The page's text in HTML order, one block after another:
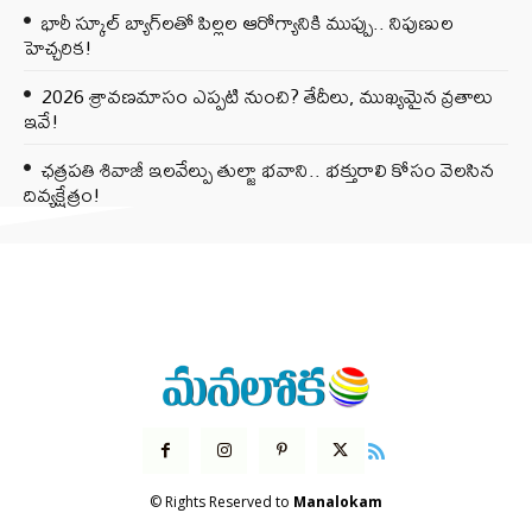
భారీ స్కూల్ బ్యాగ్‌లతో పిల్లల ఆరోగ్యానికి ముప్పు.. నిపుణుల
హెచ్చరిక!
2026 శ్రావణమాసం ఎప్పటి నుంచి? తేదీలు, ముఖ్యమైన వ్రతాలు
ఇవే!
ఛత్రపతి శివాజీ ఇలవేల్పు తుల్జా భవాని.. భక్తురాలి కోసం వెలసిన
దివ్యక్షేత్రం!
© Rights Reserved to Manalokam